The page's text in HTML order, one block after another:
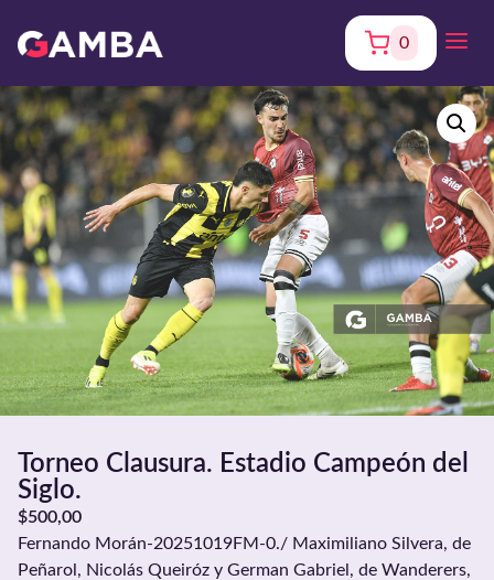
0
Torneo Clausura. Estadio Campeón del
Siglo.
$500,00
Fernando Morán-20251019FM-0./ Maximiliano Silvera, de
Peñarol, Nicolás Queiróz y German Gabriel, de Wanderers,